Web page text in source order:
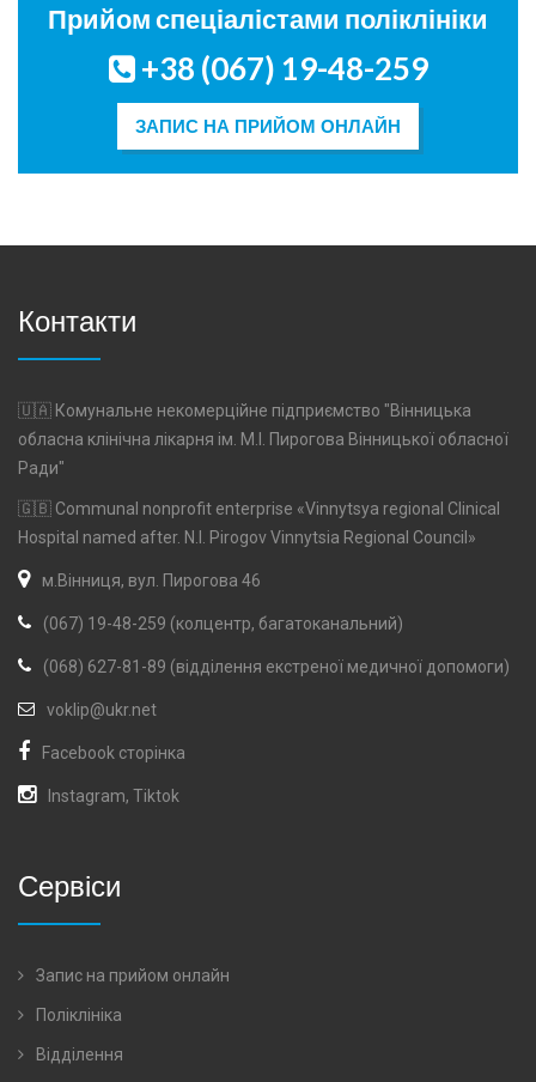
Прийом спеціалістами поліклініки
+38 (067) 19-48-259
ЗАПИС НА ПРИЙОМ ОНЛАЙН
Контакти
🇺🇦 Комунальне некомерційне підприємство "Вінницька
обласна клінічна лікарня ім. М.І. Пирогова Вінницької обласної
Ради"
🇬🇧 Communal nonprofit enterprise «Vinnytsya regional Clinical
Hospital named after. N.I. Pirogov Vinnytsia Regional Council»
м.Вінниця, вул. Пирогова 46
(067) 19-48-259 (колцентр, багатоканальний)
(068) 627-81-89 (відділення екстреної медичної допомоги)
voklip@ukr.net
Facebook сторінка
Instagram, Tiktok
Сервіси
Запис на прийом онлайн
Поліклініка
Відділення